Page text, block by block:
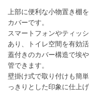
上部に便利な小物置き棚
カバーです。
スマートフォンやティッ
あり、トイレ空間を有効活
蓋付きのカバー構造で埃
管できます。
壁掛け式で取り付けも簡
っきりとした印象に仕上げ